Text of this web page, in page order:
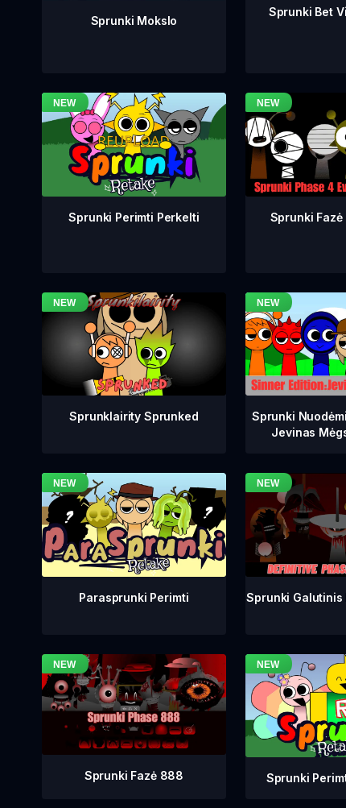
Sprunki Mokslo
Sprunki Bet
Sprunki Perimti Perkelti Sprunki
Sprunklairity Sprunked
Sprunki
Jevinas
Parasprunki Perimti Sprunki Galutinis
Sprunki Fazė 888 Sprunki